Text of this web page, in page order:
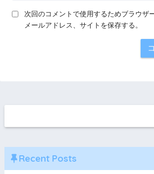
次回のコメントで使用するためブラウザ
メールアドレス、サイトを保存する。
Recent Posts